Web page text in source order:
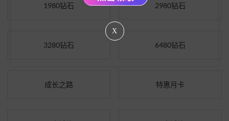
1980钻石 2980钻石
3280钻石 6480钻石
成长之路 特惠月卡
X